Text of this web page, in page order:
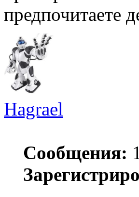
предпочитаете
Hagrael
Сообщения: